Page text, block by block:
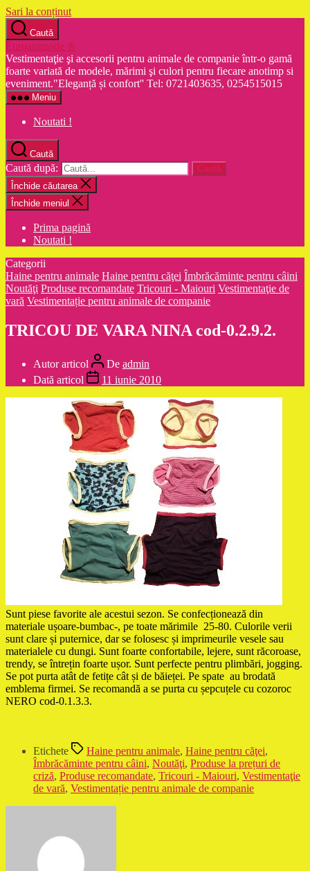
Sari la conținut
Caută
Euroanimode ®
Vestimentaţie şi accesorii pentru animale de companie într-o gamă
foarte variată de modele, mărimi şi culori pentru fiecare anotimp si
eveniment."Eleganță și confort'' Tel: 0721403635, 0254515015
Meniu
Noutati !
Caută
Caută după:
Închide căutarea
Închide meniul
Prima pagină
Noutati !
Categorii
Haine pentru animale Haine pentru căţei Îmbrăcăminte pentru câini
Noutăţi Produse recomandate Tricouri - Maiouri Vestimentaţie de
vară Vestimentație pentru animale de companie
TRICOU DE VARA NINA cod-0.2.9.2.
Autor articol De admin
Dată articol
11 iunie 2010
Sunt piese favorite ale acestui sezon. Se confecționează din
materiale ușoare-bumbac-, pe toate mărimile 25-80. Culorile verii
sunt clare și puternice, dar se folosesc și imprimeurile vesele sau
materialele cu dungi. Sunt foarte confortabile, lejere, sunt răcoroase,
trendy, se întrețin foarte ușor. Sunt perfecte pentru plimbări, jogging.
Se pot purta atât de fetițe cât și de băieței. Pe spate au brodată
emblema firmei. Se recomandă a se purta cu șepcuțele cu cozoroc
NERO cod-0.1.3.3.
Etichete Haine pentru animale, Haine pentru căţei,
Îmbrăcăminte pentru câini, Noutăţi, Produse la prețuri de
criză, Produse recomandate, Tricouri - Maiouri, Vestimentaţie
de vară, Vestimentație pentru animale de companie